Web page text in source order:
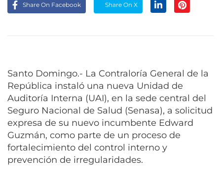
Share On Facebook Share On X
Santo Domingo.- La Contraloría General de la
República instaló una nueva Unidad de
Auditoría Interna (UAI), en la sede central del
Seguro Nacional de Salud (Senasa), a solicitud
expresa de su nuevo incumbente Edward
Guzmán, como parte de un proceso de
fortalecimiento del control interno y
prevención de irregularidades.